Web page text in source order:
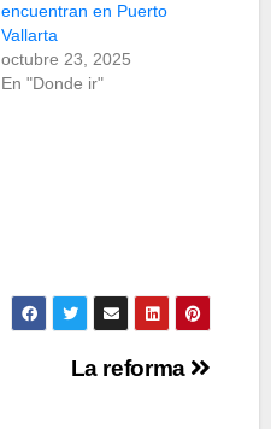
encuentran en Puerto
Vallarta
octubre 23, 2025
En "Donde ir"
La reforma